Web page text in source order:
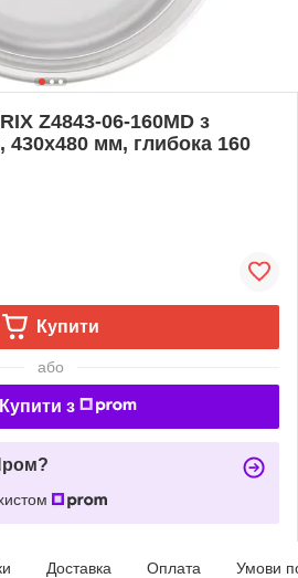
Z4843-06-160MD з
430x480 мм, глибока 160
Купити
або
Купити з
Доставка Оплата Умови